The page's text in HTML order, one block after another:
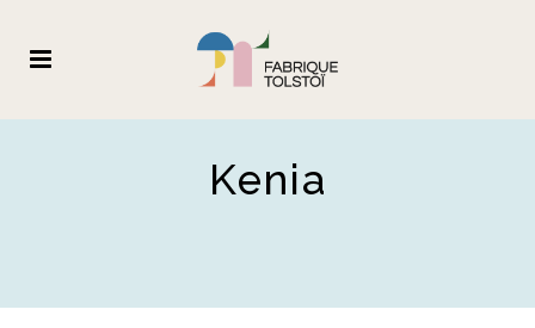
Kenia